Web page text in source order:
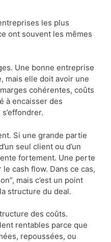
les plus
ont souvent les mêmes
Une bonne entreprise
mais elle doit avoir une
cohérentes, coûts
à encaisser des
Si une grande partie
seul client ou d’un
fortement. Une perte
cash flow. Dans ce cas,
mais c’est un point
structure du deal.
des coûts.
rentables parce que
repoussées, ou